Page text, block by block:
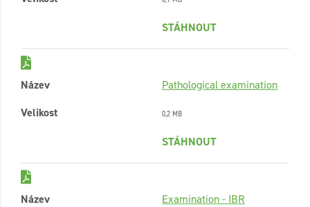
STÁHNOUT
Název
Pathological examination
Velikost
0,2 MB
STÁHNOUT
Název
Examination - IBR